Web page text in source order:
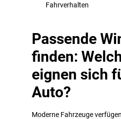
Fahrverhalten
Passende
finden:
eignen sich
Auto?
Moderne Fahrzeuge